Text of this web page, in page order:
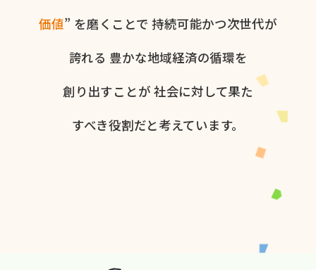
価値” を​磨く​ことで 持続可能かつ次世代が​
誇れる 豊かな​地域経済の​循環を​
創り出すことが 社会に​対して​果た​
すべき役割だと​考えています。​